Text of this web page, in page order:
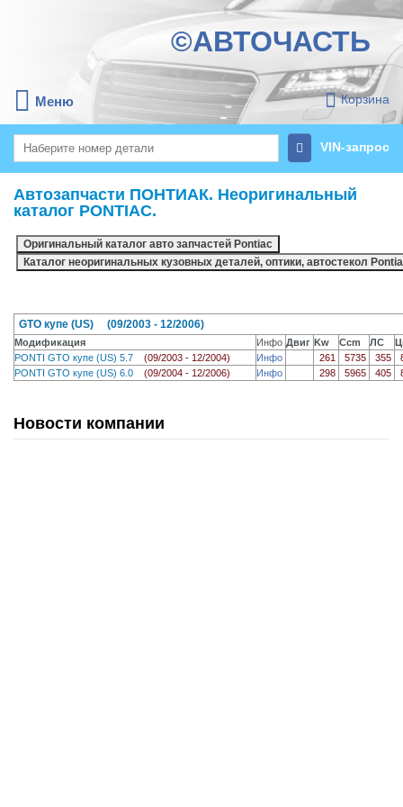
©АВТОЧАСТЬ
Меню Корзина
VIN-запрос
Автозапчасти ПОНТИАК. Неоригинальный
каталог PONTIAC.
GTO купе (US) (09/2003 - 12/2006)
Модификация Инфо Двиг Kw Ccm ЛС
PONTI GTO купе (US) 5.7 (09/2003 - 12/2004) Инфо 261 5735 355
PONTI GTO купе (US) 6.0 (09/2004 - 12/2006) Инфо 298 5965 405
Новости компании